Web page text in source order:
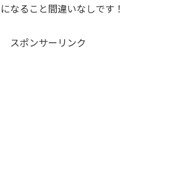
なること間違いなしです！
スポンサーリンク